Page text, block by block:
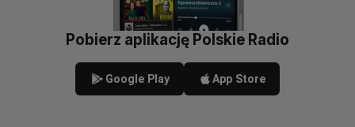
Pobierz aplikację Polskie Radio
Google Play App Store